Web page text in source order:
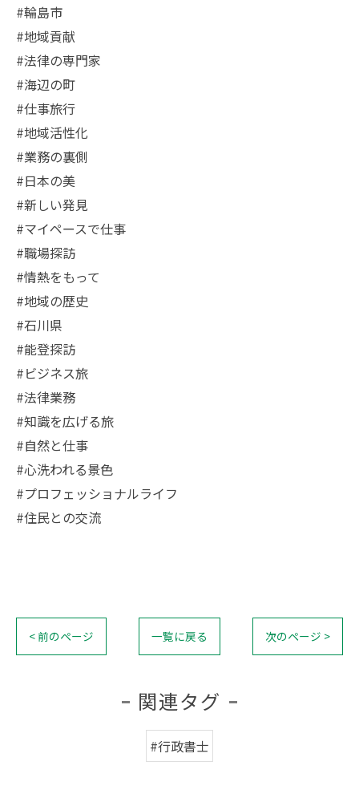
#輪島市
#地域貢献
#法律の専門家
#海辺の町
#仕事旅行
#地域活性化
#業務の裏側
#日本の美
#新しい発見
#マイペースで仕事
#職場探訪
#情熱をもって
#地域の歴史
#石川県
#能登探訪
#ビジネス旅
#法律業務
#知識を広げる旅
#自然と仕事
#心洗われる景色
#プロフェッショナルライフ
#住民との交流
< 前のページ 一覧に戻る 次のページ >
関連タグ
#行政書士